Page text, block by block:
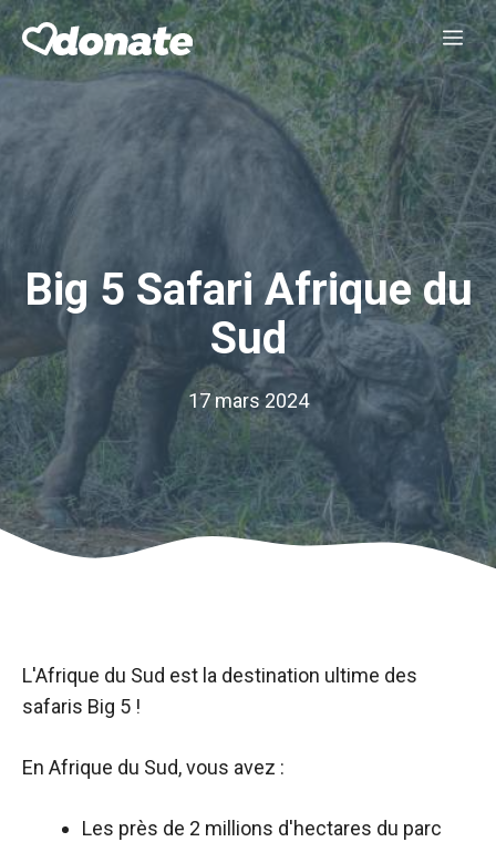
Aller
au
contenu
Big 5 Safari Afrique du
Sud
17 mars 2024
L'Afrique du Sud est la destination ultime des
safaris Big 5 !
En Afrique du Sud, vous avez :
Les près de 2 millions d'hectares du parc